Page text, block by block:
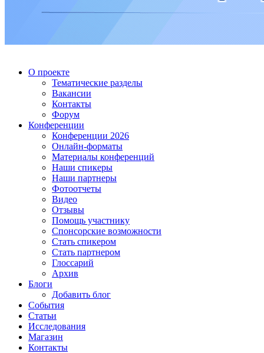
О проекте
Тематические разделы
Вакансии
Контакты
Форум
Конференции
Конференции 2026
Онлайн-форматы
Материалы конференций
Наши спикеры
Наши партнеры
Фотоотчеты
Видео
Отзывы
Помощь участнику
Спонсорские возможности
Стать спикером
Стать партнером
Глоссарий
Архив
Блоги
Добавить блог
События
Статьи
Исследования
Магазин
Контакты